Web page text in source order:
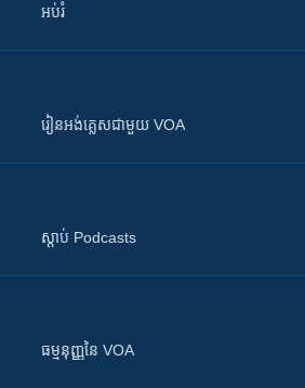
អប់រំ
រៀន​​​​​​អង់គ្លេស​​ជាមួយ VOA
ស្តាប់ Podcasts
ធម្មនុញ្ញ​នៃ VOA